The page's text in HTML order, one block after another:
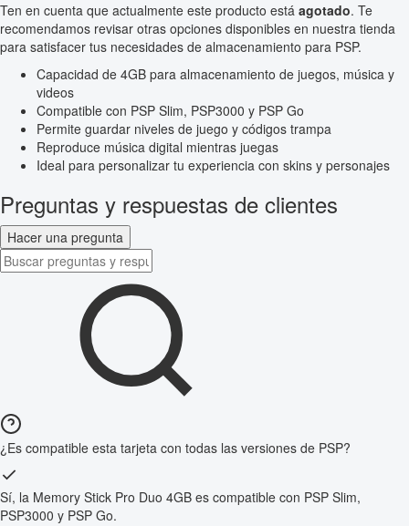
Ten en cuenta que actualmente este producto está agotado. Te
recomendamos revisar otras opciones disponibles en nuestra tienda
para satisfacer tus necesidades de almacenamiento para PSP.
Capacidad de 4GB para almacenamiento de juegos, música y
videos
Compatible con PSP Slim, PSP3000 y PSP Go
Permite guardar niveles de juego y códigos trampa
Reproduce música digital mientras juegas
Ideal para personalizar tu experiencia con skins y personajes
Preguntas y respuestas de clientes
Hacer una pregunta
¿Es compatible esta tarjeta con todas las versiones de PSP?
Sí, la Memory Stick Pro Duo 4GB es compatible con PSP Slim,
PSP3000 y PSP Go.